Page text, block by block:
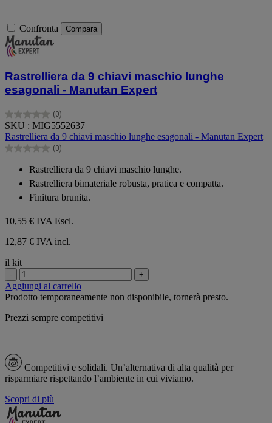
Confronta Compara
Rastrelliera da 9 chiavi maschio lunghe
esagonali - Manutan Expert
(0)
0.0
su
5
stelle.
SKU : MIG5552637
Rastrelliera da 9 chiavi maschio lunghe esagonali - Manutan Expert
(0)
0.0
stelle.
Rastrelliera da 9 chiavi maschio lunghe.
Rastrelliera bimateriale robusta, pratica e compatta.
Finitura brunita.
10,55 € IVA Escl.
12,87 € IVA incl.
il kit
- +
Aggiungi al carrello
Prodotto temporaneamente non disponibile, tornerà presto.
Prezzi sempre competitivi
Competitivi e solidali. Un’alternativa di alta qualità per
risparmiare rispettando l’ambiente in cui viviamo.
Scopri di più